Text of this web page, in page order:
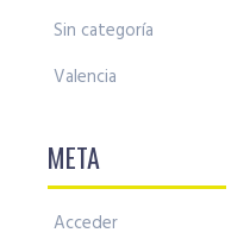
Sin categoría
Valencia
META
Acceder